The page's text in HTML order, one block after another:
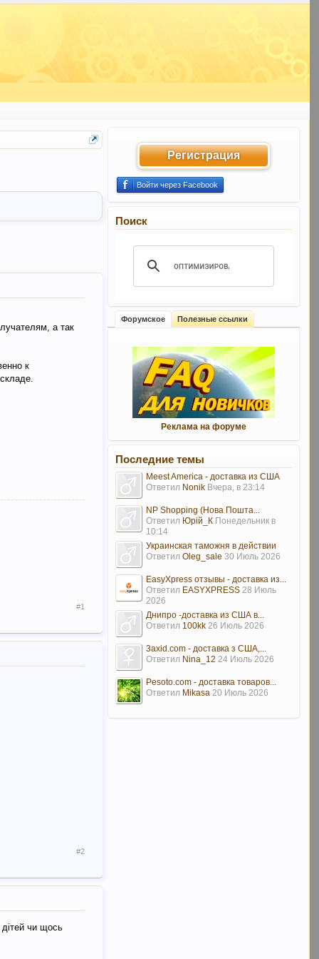
а так
к
#1
#2
чи щось
Регистрация
Войти через Facebook
Поиск
Форумское Полезные ссылки
Реклама на форуме
Последние темы
Meest America - доставка из США
Ответил Nonik Вчера, в 23:14
NP Shopping (Нова Пошта...
Ответил Юрій_К Понедельник в
10:14
Украинская таможня в действии
Ответил Oleg_sale 30 Июль 2026
EasyXpress отзывы - доставка из...
Ответил EASYXPRESS 28 Июль
2026
Днипро -доставка из США в...
Ответил 100kk 26 Июль 2026
3axid.com - доставка з США,...
Ответил Nina_12 24 Июль 2026
Pesoto.com - доставка товаров...
Ответил Mikasa 20 Июль 2026